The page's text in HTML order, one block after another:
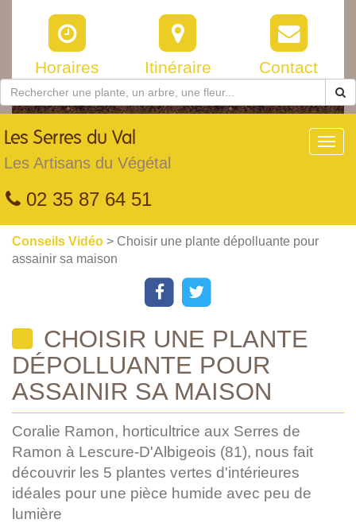
Horaires Itinéraire Contact
Les Serres du Val
Les Artisans du Végétal
02 35 87 64 51
Conseils Vidéo > Choisir une plante dépolluante pour
assainir sa maison
CHOISIR UNE PLANTE
DÉPOLLUANTE POUR
ASSAINIR SA MAISON
Coralie Ramon, horticultrice aux Serres de
Ramon à Lescure-D'Albigeois (81), nous fait
découvrir les 5 plantes vertes d'intérieures
idéales pour une pièce humide avec peu de
lumière